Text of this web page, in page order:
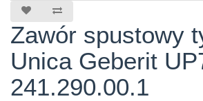
Zawór spustowy
Unica Geberit
241.290.00.1